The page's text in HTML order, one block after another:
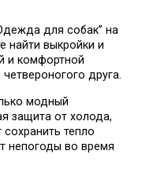
для собак” на
найти выкройки и
и комфортной
друга.
модный
защита от холода,
тепло
непогоды во время